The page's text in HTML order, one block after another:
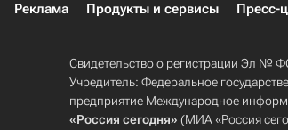
Реклама Продукты и сервисы Пресс-
Свидетельство о регистрации Эл №
Учредитель: Федеральное
предприятие Международное
«Россия сегодня» (МИА «Россия